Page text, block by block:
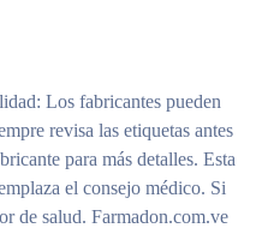
: Los fabricantes pueden
revisa las etiquetas antes
para más detalles. Esta
el consejo médico. Si
de salud. Farmadon.com.ve